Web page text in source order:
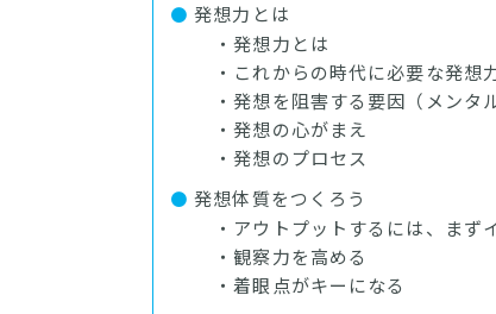
発想力とは
・発想力とは
・これからの時代に必要な発想
・発想を阻害する要因（メンタ
・発想の心がまえ
・発想のプロセス
発想体質をつくろう
・アウトプットするには、まず
・観察力を高める
・着眼点がキーになる